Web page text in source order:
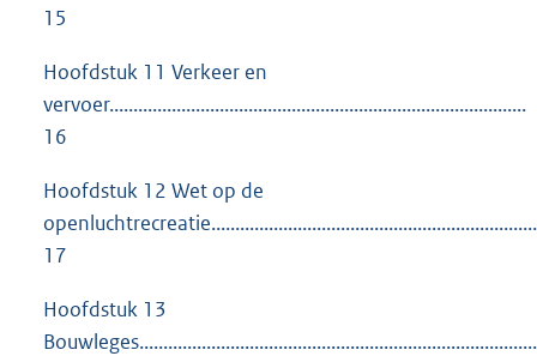
15
Hoofdstuk 11 Verkeer en
vervoer.......................................................................................
16
Hoofdstuk 12 Wet op de
17
Hoofdstuk 13